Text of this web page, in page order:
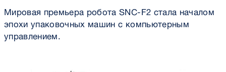
Мировая премьера робота SNC-F2 стала началом
эпохи упаковочных машин с компьютерным
управлением.